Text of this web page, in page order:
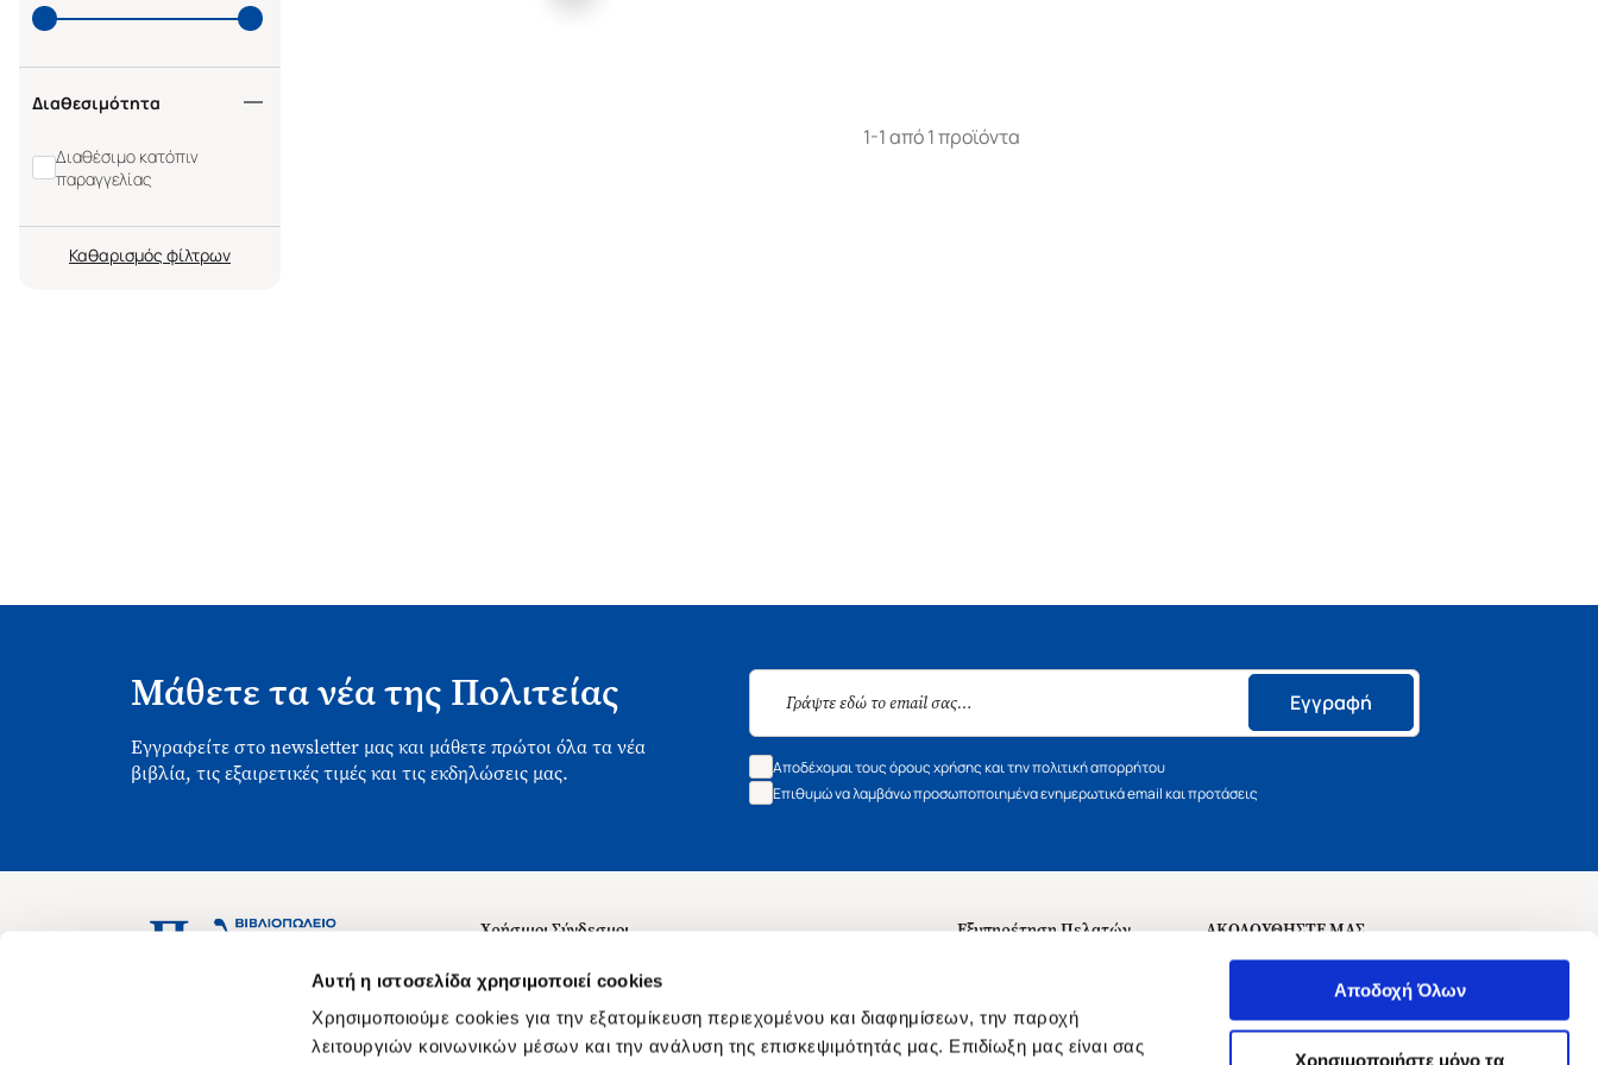
Αυτή η ιστοσελίδα χρησιμοποιεί cookies
Χρησιμοποιούμε cookies για την εξατομίκευση περιεχομένου και διαφημίσεων, την παροχή
λειτουργιών κοινωνικών μέσων και την ανάλυση της επισκεψιμότητάς μας. Επιδίωξη μας είναι σας
Αποδοχή Όλων
Χρησιμοποιήστε μόνο τα
Διαθεσιμότητα
Διαθέσιμο κατόπιν
παραγγελίας
Καθαρισμός
1-1 από 1 προϊόντα
Μάθετε τα νέα της Πολιτείας
Εγγραφείτε στο newsletter μας και μάθετε πρώτοι όλα τα νέα
βιβλία, τις εξαιρετικές τιμές και τις εκδηλώσεις μας.
Εγγραφή
Αποδέχομαι τους όρους χρήσης και την πολιτική απορρήτου
Επιθυμώ να λαμβάνω προσωποποιημένα ενημερωτικά email και προτάσεις
Ασκληπιού 1-3, Αθήνα 106 79
Χρήσιμοι Σύνδεσμοι
Σχετικά με εμάς
Θέσεις Εργασίας
Οδηγίες για τις "Λίστες Επιθυμητών" και τη Βιβλιοθήκη
Εξυπηρέτηση Πελατών
B2B
ΑΚΟΛΟΥΘΗΣΤΕ ΜΑΣ